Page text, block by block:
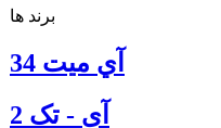
برند ها
آي ميت 34
آی - تک 2